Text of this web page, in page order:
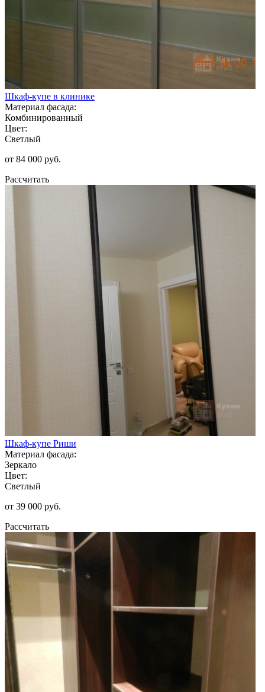
Шкаф-купе в клинике
Материал фасада:
Комбинированный
Цвет:
Светлый
от 84 000 руб.
Рассчитать
Шкаф-купе Риши
Материал фасада:
Зеркало
Цвет:
Светлый
от 39 000 руб.
Рассчитать